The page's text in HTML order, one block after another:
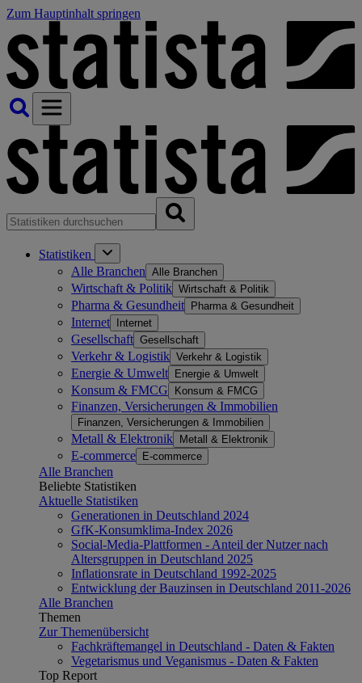
Zum Hauptinhalt springen
Statistiken
Alle Branchen Alle Branchen
Wirtschaft & Politik Wirtschaft & Politik
Pharma & Gesundheit Pharma & Gesundheit
Internet Internet
Gesellschaft Gesellschaft
Verkehr & Logistik Verkehr & Logistik
Energie & Umwelt Energie & Umwelt
Konsum & FMCG Konsum & FMCG
Finanzen, Versicherungen & Immobilien
Finanzen, Versicherungen & Immobilien
Metall & Elektronik Metall & Elektronik
E-commerce E-commerce
Alle Branchen
Beliebte Statistiken
Aktuelle Statistiken
Generationen in Deutschland 2024
GfK-Konsumklima-Index 2026
Social-Media-Plattformen - Anteil der Nutzer nach
Altersgruppen in Deutschland 2025
Inflationsrate in Deutschland 1992-2025
Entwicklung der Bauzinsen in Deutschland 2011-2026
Alle Branchen
Themen
Zur Themenübersicht
Fachkräftemangel in Deutschland - Daten & Fakten
Vegetarismus und Veganismus - Daten & Fakten
Top Report